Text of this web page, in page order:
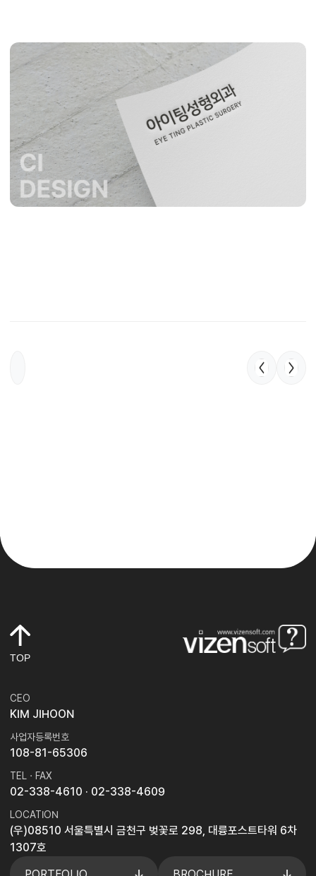
TOP
CEO
KIM JIHOON
사업자등록번호
108-81-65306
TEL · FAX
02-338-4610 · 02-338-4609
LOCATION
(우)08510 서울특별시 금천구 벚꽃로 298, 대륭포스트타워 6차
1307호